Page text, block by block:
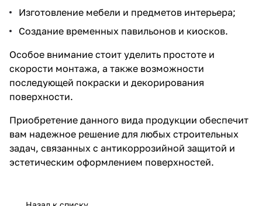
Изготовление мебели и предметов интерьера;
Создание временных павильонов и киосков.
Особое внимание стоит уделить простоте и
скорости монтажа, а также возможности
последующей покраски и декорирования
поверхности.
Приобретение данного вида продукции обеспечит
вам надежное решение для любых строительных
задач, связанных с антикоррозийной защитой и
эстетическим оформлением поверхностей.